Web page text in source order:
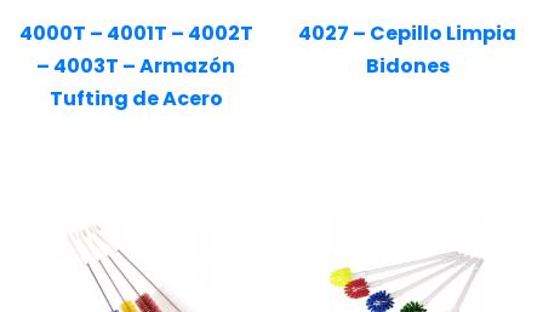
4000T – 4001T – 4002T
– 4003T – Armazón
Tufting de Acero
4027 – Cepillo Limpia
Bidones